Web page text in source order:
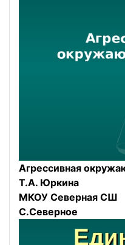
Агрессивная
Т.А. Юркина
МКОУ Северная СШ
С.Северное